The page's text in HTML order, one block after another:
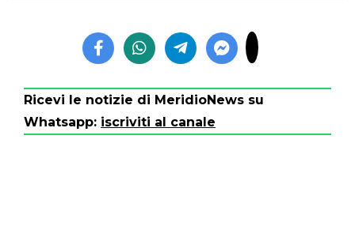
Ricevi le notizie di MeridioNews su
Whatsapp: iscriviti al canale